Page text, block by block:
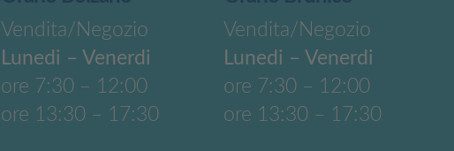
Vendita/Negozio
Lunedi – Venerdi
ore 7:30 – 12:00
ore 13:30 – 17:30
Vendita/Negozio
Lunedi – Venerdi
ore 7:30 – 12:00
ore 13:30 – 17:30